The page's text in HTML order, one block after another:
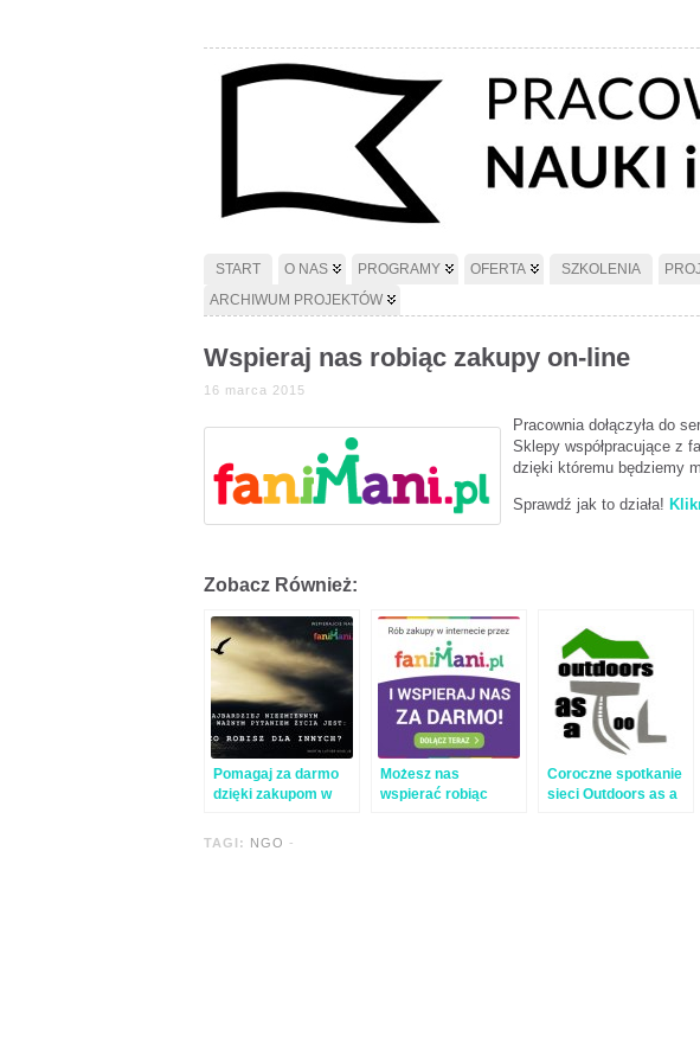
START O NAS PROGRAMY OFERTA SZKOLENIA
ARCHIWUM PROJEKTÓW
Wspieraj nas robiąc zakupy on-line
16 marca 2015
Pracownia dołączyła do
Sklepy współpracujące z
dzięki któremu będziemy
Sprawdź jak to działa!
Zobacz Również:
Pomagaj za darmo
dzięki zakupom w
Możesz nas
wspierać robiąc
Coroczne spotkanie
sieci Outdoors as a
TAGI: NGO -